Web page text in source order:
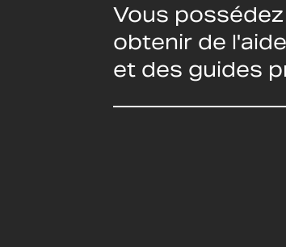
Vous
obtenir de
et des guides